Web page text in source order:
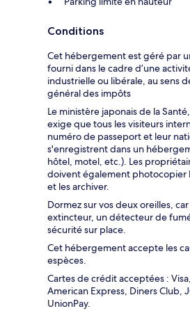
Conditions
Cet hébergement est géré par
fourni dans le cadre d’une
industrielle ou libérale, au sens
général des impôts
Le ministère japonais de la
exige que tous les visiteurs
numéro de passeport et leur
s'enregistrent dans un
hôtel, motel, etc.). Les
doivent également photocopier
et les archiver.
Dormez sur vos deux oreilles,
extincteur, un détecteur de
sécurité sur place.
Cet hébergement accepte les
espèces.
Cartes de crédit acceptées :
American Express, Diners Club,
UnionPay.